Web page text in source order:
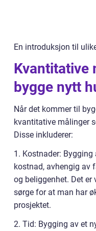
En introduksjon til
Kvantitative
bygge nytt
Når det kommer til
kvantitative målinger
Disse inkluderer:
1. Kostnader:
kostnad, avhengig av
og beliggenhet. Det
sørge for at man har
prosjektet.
2. Tid: Bygging av et